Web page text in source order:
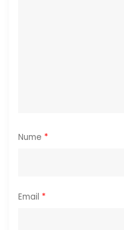
e
Nume *
Email *